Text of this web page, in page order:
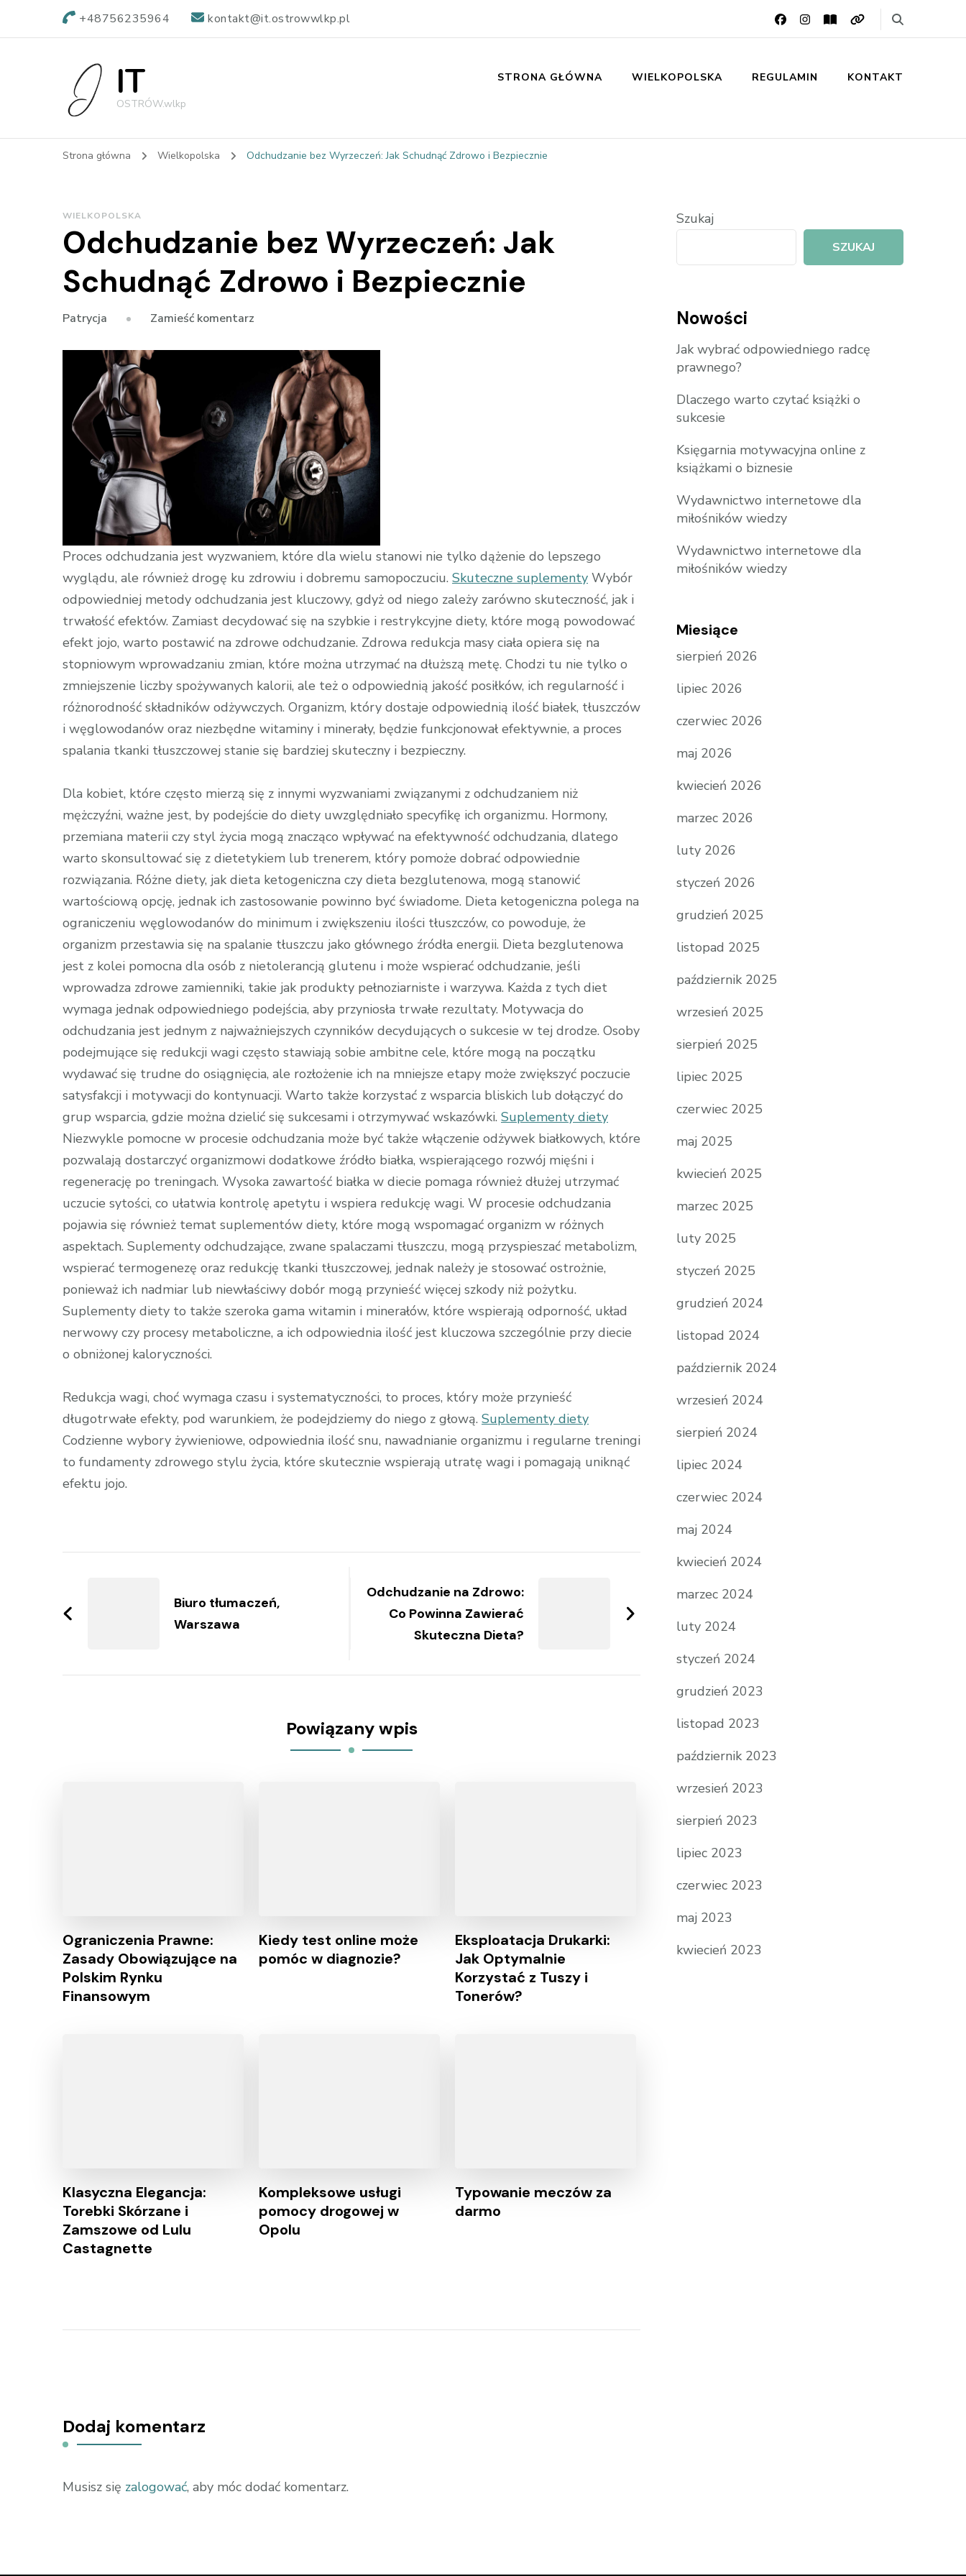
+48756235964 kontakt@it.ostrowwlkp.pl
IT
OSTRÓW.wlkp
STRONA GŁÓWNA WIELKOPOLSKA REGULAMIN KONTAKT
Strona główna Wielkopolska Odchudzanie bez Wyrzeczeń: Jak Schudnąć Zdrowo i Bezpiecznie
WIELKOPOLSKA
Odchudzanie bez Wyrzeczeń: Jak
Schudnąć Zdrowo i Bezpiecznie
Patrycja Zamieść komentarz
Odchudzanie
Wyrzeczeń:
Jak
Schudnąć
Zdrowo
i
Bezpiecznie
Proces odchudzania jest wyzwaniem, które dla wielu stanowi nie tylko dążenie do lepszego
wyglądu, ale również drogę ku zdrowiu i dobremu samopoczuciu. Skuteczne suplementy Wybór
odpowiedniej metody odchudzania jest kluczowy, gdyż od niego zależy zarówno skuteczność, jak i
trwałość efektów. Zamiast decydować się na szybkie i restrykcyjne diety, które mogą powodować
efekt jojo, warto postawić na zdrowe odchudzanie. Zdrowa redukcja masy ciała opiera się na
stopniowym wprowadzaniu zmian, które można utrzymać na dłuższą metę. Chodzi tu nie tylko o
zmniejszenie liczby spożywanych kalorii, ale też o odpowiednią jakość posiłków, ich regularność i
różnorodność składników odżywczych. Organizm, który dostaje odpowiednią ilość białek, tłuszczów
i węglowodanów oraz niezbędne witaminy i minerały, będzie funkcjonował efektywnie, a proces
spalania tkanki tłuszczowej stanie się bardziej skuteczny i bezpieczny.
Dla kobiet, które często mierzą się z innymi wyzwaniami związanymi z odchudzaniem niż
mężczyźni, ważne jest, by podejście do diety uwzględniało specyfikę ich organizmu. Hormony,
przemiana materii czy styl życia mogą znacząco wpływać na efektywność odchudzania, dlatego
warto skonsultować się z dietetykiem lub trenerem, który pomoże dobrać odpowiednie
rozwiązania. Różne diety, jak dieta ketogeniczna czy dieta bezglutenowa, mogą stanowić
wartościową opcję, jednak ich zastosowanie powinno być świadome. Dieta ketogeniczna polega na
ograniczeniu węglowodanów do minimum i zwiększeniu ilości tłuszczów, co powoduje, że
organizm przestawia się na spalanie tłuszczu jako głównego źródła energii. Dieta bezglutenowa
jest z kolei pomocna dla osób z nietolerancją glutenu i może wspierać odchudzanie, jeśli
wprowadza zdrowe zamienniki, takie jak produkty pełnoziarniste i warzywa. Każda z tych diet
wymaga jednak odpowiedniego podejścia, aby przyniosła trwałe rezultaty. Motywacja do
odchudzania jest jednym z najważniejszych czynników decydujących o sukcesie w tej drodze. Osoby
podejmujące się redukcji wagi często stawiają sobie ambitne cele, które mogą na początku
wydawać się trudne do osiągnięcia, ale rozłożenie ich na mniejsze etapy może zwiększyć poczucie
satysfakcji i motywacji do kontynuacji. Warto także korzystać z wsparcia bliskich lub dołączyć do
grup wsparcia, gdzie można dzielić się sukcesami i otrzymywać wskazówki. Suplementy diety
Niezwykle pomocne w procesie odchudzania może być także włączenie odżywek białkowych, które
pozwalają dostarczyć organizmowi dodatkowe źródło białka, wspierającego rozwój mięśni i
regenerację po treningach. Wysoka zawartość białka w diecie pomaga również dłużej utrzymać
uczucie sytości, co ułatwia kontrolę apetytu i wspiera redukcję wagi. W procesie odchudzania
pojawia się również temat suplementów diety, które mogą wspomagać organizm w różnych
aspektach. Suplementy odchudzające, zwane spalaczami tłuszczu, mogą przyspieszać metabolizm,
wspierać termogenezę oraz redukcję tkanki tłuszczowej, jednak należy je stosować ostrożnie,
ponieważ ich nadmiar lub niewłaściwy dobór mogą przynieść więcej szkody niż pożytku.
Suplementy diety to także szeroka gama witamin i minerałów, które wspierają odporność, układ
nerwowy czy procesy metaboliczne, a ich odpowiednia ilość jest kluczowa szczególnie przy diecie
o obniżonej kaloryczności.
Redukcja wagi, choć wymaga czasu i systematyczności, to proces, który może przynieść
długotrwałe efekty, pod warunkiem, że podejdziemy do niego z głową. Suplementy diety
Codzienne wybory żywieniowe, odpowiednia ilość snu, nawadnianie organizmu i regularne treningi
to fundamenty zdrowego stylu życia, które skutecznie wspierają utratę wagi i pomagają uniknąć
efektu jojo.
wpisy
Biuro tłumaczeń,
Warszawa
Odchudzanie na Zdrowo:
Co Powinna Zawierać
Skuteczna Dieta?
Powiązany wpis
Ograniczenia Prawne:
Zasady Obowiązujące na
Polskim Rynku
Finansowym
Kiedy test online może
pomóc w diagnozie?
Eksploatacja Drukarki:
Jak Optymalnie
Korzystać z Tuszy i
Tonerów?
Klasyczna Elegancja:
Torebki Skórzane i
Zamszowe od Lulu
Castagnette
Kompleksowe usługi
pomocy drogowej w
Opolu
Typowanie meczów za
darmo
Dodaj komentarz
Musisz się zalogować, aby móc dodać komentarz.
Szukaj
SZUKAJ
Nowości
Jak wybrać odpowiedniego radcę
prawnego?
Dlaczego warto czytać książki o
sukcesie
Księgarnia motywacyjna online z
książkami o biznesie
Wydawnictwo internetowe dla
miłośników wiedzy
Wydawnictwo internetowe dla
miłośników wiedzy
Miesiące
sierpień 2026
lipiec 2026
czerwiec 2026
maj 2026
kwiecień 2026
marzec 2026
luty 2026
styczeń 2026
grudzień 2025
listopad 2025
październik 2025
wrzesień 2025
sierpień 2025
lipiec 2025
czerwiec 2025
maj 2025
kwiecień 2025
marzec 2025
luty 2025
styczeń 2025
grudzień 2024
listopad 2024
październik 2024
wrzesień 2024
sierpień 2024
lipiec 2024
czerwiec 2024
maj 2024
kwiecień 2024
marzec 2024
luty 2024
styczeń 2024
grudzień 2023
listopad 2023
październik 2023
wrzesień 2023
sierpień 2023
lipiec 2023
czerwiec 2023
maj 2023
kwiecień 2023